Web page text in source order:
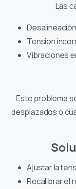
Las
Tensión
Vibraciones
Este problema
desplazados o
Ajustar la
Recalibrar el